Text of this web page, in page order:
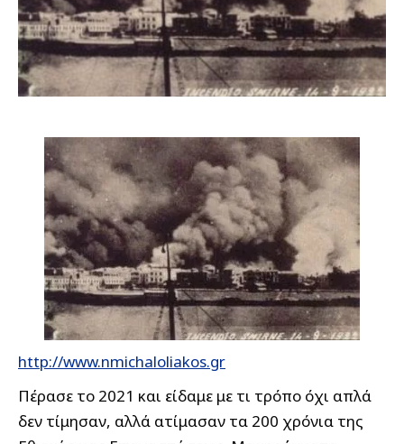
http://www.nmichaloliakos.gr
Πέρασε το 2021 και είδαμε με τι τρόπο όχι απλά
δεν τίμησαν, αλλά ατίμασαν τα 200 χρόνια της